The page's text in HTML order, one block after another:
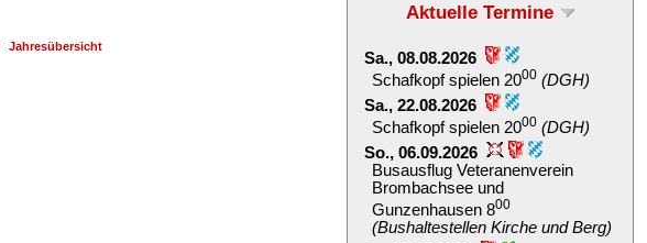
Jahresübersicht
Aktuelle Termine
Sa., 08.08.2026
Schafkopf spielen 2000 (DGH)
Sa., 22.08.2026
Schafkopf spielen 2000 (DGH)
So., 06.09.2026
Busausflug Veteranenverein
Brombachsee und
Gunzenhausen 800
(Bushaltestellen Kirche und Berg)